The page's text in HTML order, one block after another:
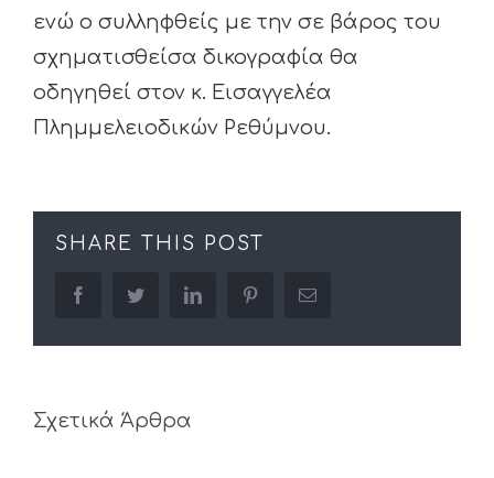
ενώ ο συλληφθείς με την σε βάρος του
σχηματισθείσα δικογραφία θα
οδηγηθεί στον κ. Εισαγγελέα
Πλημμελειοδικών Ρεθύμνου.
SHARE THIS POST
facebooktwitter linkedin pinterestEmail
Σχετικά Άρθρα